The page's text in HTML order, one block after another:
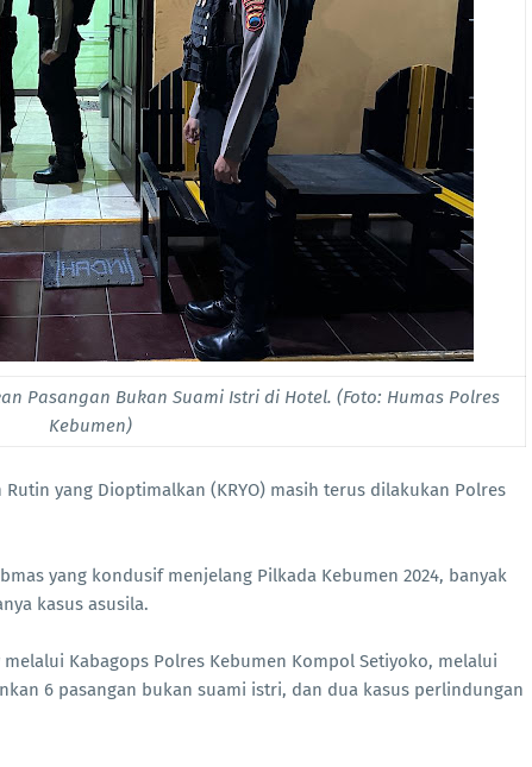
Pasangan Bukan Suami Istri di Hotel. (Foto: Humas Polres
Kebumen)
yang Dioptimalkan (KRYO) masih terus dilakukan Polres
yang kondusif menjelang Pilkada Kebumen 2024, banyak
kasus asusila.
melalui Kabagops Polres Kebumen Kompol Setiyoko, melalui
6 pasangan bukan suami istri, dan dua kasus perlindungan